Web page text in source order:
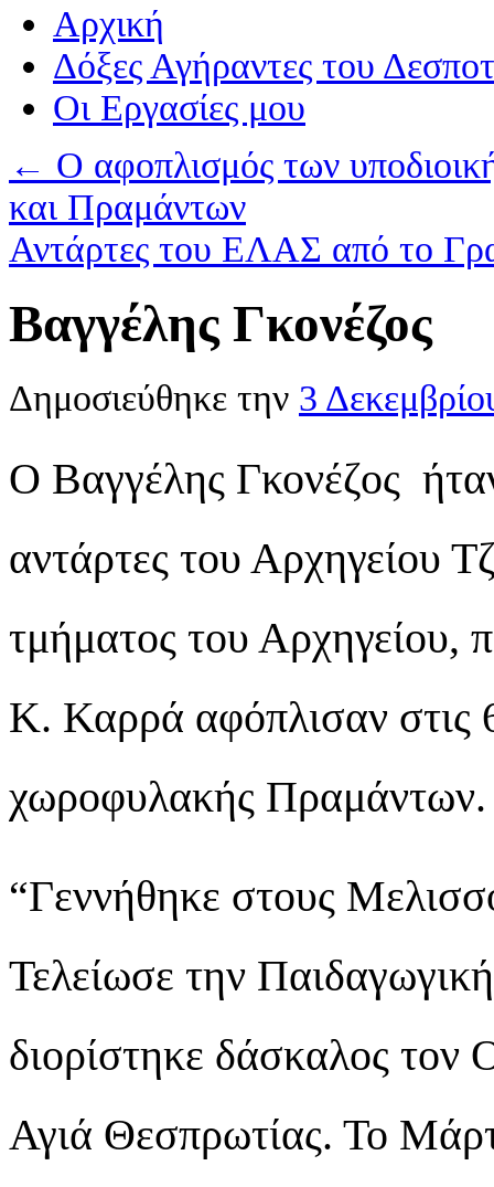
Αρχική
Δόξες Αγήραντες του
Οι Eργασίες μου
← Ο αφοπλισμός των
και Πραμάντων
Αντάρτες του ΕΛΑΣ από το
Βαγγέλης Γκονέζος
Δημοσιεύθηκε την 3
Ο Βαγγέλης Γκονέζος
αντάρτες του Αρχηγείου
τμήματος του Αρχηγείου,
Κ. Καρρά αφόπλισαν στις
χωροφυλακής Πραμάντων.
“Γεννήθηκε στους
Τελείωσε την
διορίστηκε δάσκαλος
Αγιά Θεσπρωτίας. Το